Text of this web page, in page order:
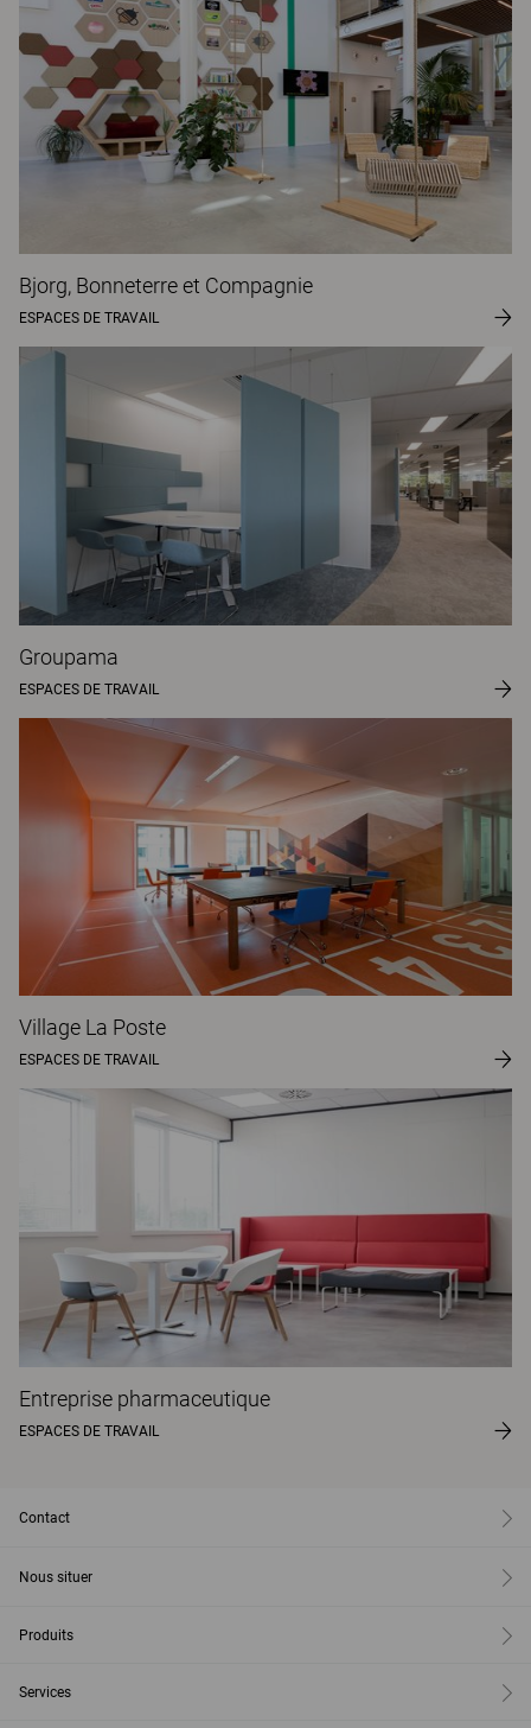
Bjorg, Bonneterre et Compagnie
ESPACES DE TRAVAIL
Groupama
ESPACES DE TRAVAIL
Village La Poste
ESPACES DE TRAVAIL
Entreprise pharmaceutique
ESPACES DE TRAVAIL
Contact
Nous situer
Produits
Services